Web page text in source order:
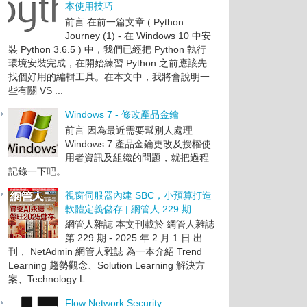
本使用技巧
前言 在前一篇文章 ( Python
Journey (1) - 在 Windows 10 中安
裝 Python 3.6.5 ) 中，我們已經把 Python 執行
環境安裝完成，在開始練習 Python 之前應該先
找個好用的編輯工具。在本文中，我將會說明一
些有關 VS ...
Windows 7 - 修改產品金鑰
前言 因為最近需要幫別人處理
Windows 7 產品金鑰更改及授權使
用者資訊及組織的問題，就把過程
記錄一下吧。
視窗伺服器內建 SBC，小預算打造
軟體定義儲存 | 網管人 229 期
網管人雜誌 本文刊載於 網管人雜誌
第 229 期 - 2025 年 2 月 1 日 出
刊， NetAdmin 網管人雜誌 為一本介紹 Trend
Learning 趨勢觀念、Solution Learning 解決方
案、Technology L...
Flow Network Security